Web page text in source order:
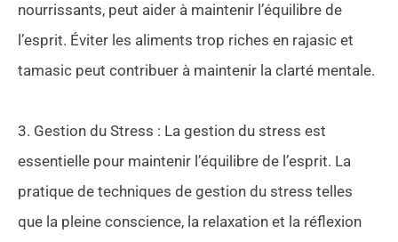
nourrissants, peut aider à maintenir l’équilibre de
l’esprit. Éviter les aliments trop riches en rajasic et
tamasic peut contribuer à maintenir la clarté mentale.
3. Gestion du Stress : La gestion du stress est
essentielle pour maintenir l’équilibre de l’esprit. La
pratique de techniques de gestion du stress telles
que la pleine conscience, la relaxation et la réflexion